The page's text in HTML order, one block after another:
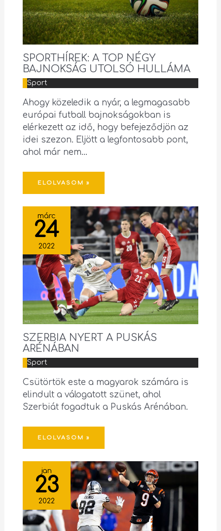
SPORTHÍREK: A TOP NÉGY
BAJNOKSÁG UTOLSÓ HULLÁMA
Sport
Ahogy közeledik a nyár, a legmagasabb
európai futball bajnokságokban is
elérkezett az idő, hogy befejeződjön az
idei szezon. Eljött a legfontosabb pont,
ahol már nem…
ELOLVASOM »
márc
24
2022
SZERBIA NYERT A PUSKÁS
ARÉNÁBAN
Sport
Csütörtök este a magyarok számára is
elindult a válogatott szünet, ahol
Szerbiát fogadtuk a Puskás Arénában.
ELOLVASOM »
jan
23
2022